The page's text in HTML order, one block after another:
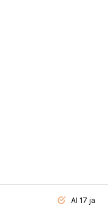
Al 17 jaar een